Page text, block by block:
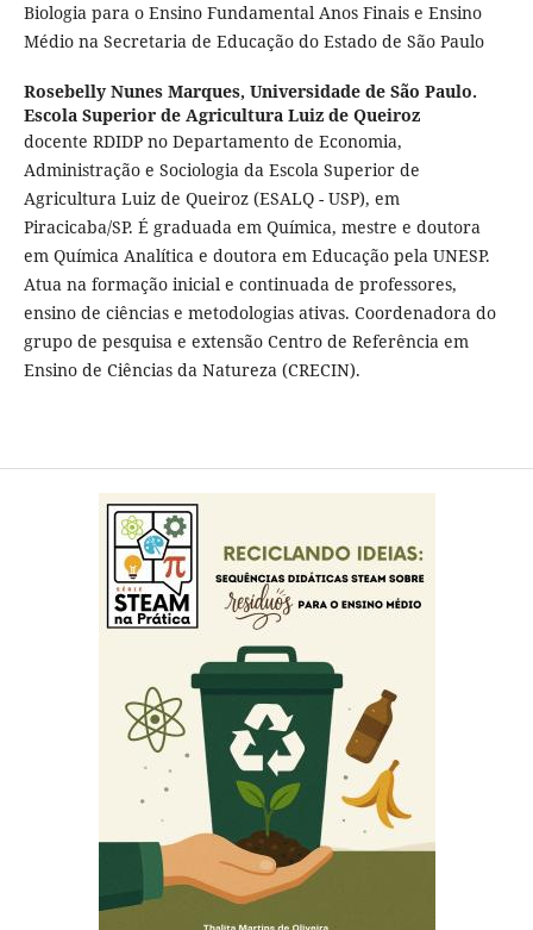
Biologia para o Ensino Fundamental Anos Finais e Ensino
Médio na Secretaria de Educação do Estado de São Paulo
Rosebelly Nunes Marques, Universidade de São Paulo.
Escola Superior de Agricultura Luiz de Queiroz
docente RDIDP no Departamento de Economia,
Administração e Sociologia da Escola Superior de
Agricultura Luiz de Queiroz (ESALQ - USP), em
Piracicaba/SP. É graduada em Química, mestre e doutora
em Química Analítica e doutora em Educação pela UNESP.
Atua na formação inicial e continuada de professores,
ensino de ciências e metodologias ativas. Coordenadora do
grupo de pesquisa e extensão Centro de Referência em
Ensino de Ciências da Natureza (CRECIN).